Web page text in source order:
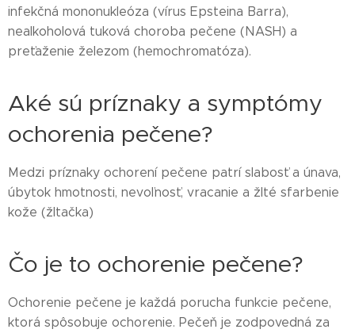
infekčná mononukleóza (vírus Epsteina Barra),
nealkoholová tuková choroba pečene (NASH) a
preťaženie železom (hemochromatóza).
Aké sú príznaky a symptómy
ochorenia pečene?
Medzi príznaky ochorení pečene patrí slabosť a únava,
úbytok hmotnosti, nevoľnosť, vracanie a žlté sfarbenie
kože (žltačka)
Čo je to ochorenie pečene?
Ochorenie pečene je každá porucha funkcie pečene,
ktorá spôsobuje ochorenie. Pečeň je zodpovedná za